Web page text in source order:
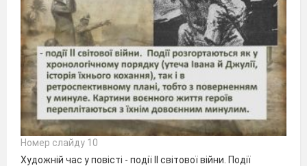
Номер слайду 10
Художній час у повісті - події ІІ світової війни. Події